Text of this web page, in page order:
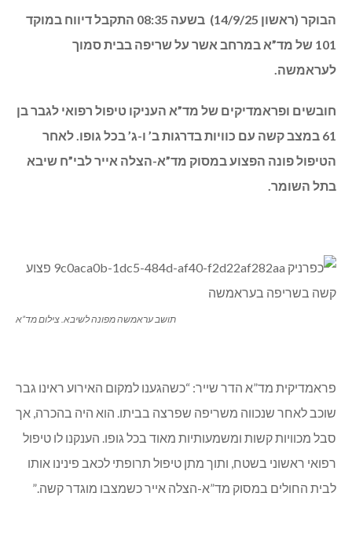
הבוקר (ראשון 14/9/25) בשעה 08:35 התקבל דיווח במוקד
101 של מד”א במרחב אשר על שריפה בבית סמוך
לעראמשה.
חובשים ופראמדיקים של מד”א העניקו טיפול רפואי לגבר בן
61 במצב קשה עם כוויות בדרגות ב’ ו-ג’ בכל גופו. לאחר
הטיפול פונה הפצוע במסוק מד”א-הצלה אייר לבי”ח שיבא
בתל השומר.
תושב עראמשה מפונה לשיבא. צילום מד”א
פראמדיקית מד”א הדר שייר: “כשהגענו למקום האירוע ראינו גבר
שוכב לאחר שנכווה משריפה שפרצה בביתו. הוא היה בהכרה, אך
סבל מכוויות קשות ומשמעותיות מאוד בכל גופו. הענקנו לו טיפול
רפואי ראשוני בשטח, ותוך מתן טיפול תרופתי לכאב פינינו אותו
לבית החולים במסוק מד”א-הצלה אייר כשמצבו מוגדר קשה.”